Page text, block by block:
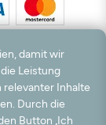
und Rückversand
damit wir
Leistung
Inhalte
Durch die
Button „Ich